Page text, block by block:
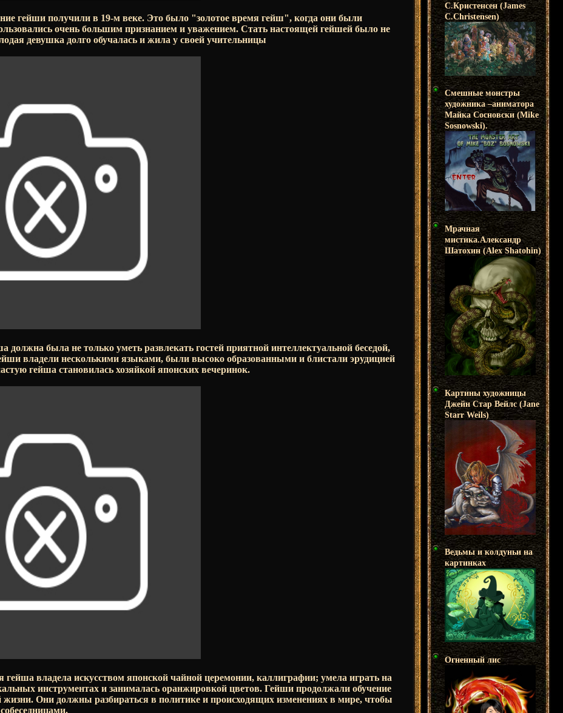
гейши получили в 19-м веке. Это было "золотое время гейш", когда они были
очень большим признанием и уважением. Стать настоящей гейшей было не
девушка долго обучалась и жила у своей учительницы
должна была не только уметь развлекать гостей приятной интеллектуальной беседой,
владели несколькими языками, были высоко образованными и блистали эрудицией
гейша становилась хозяйкой японских вечеринок.
гейша владела искусством японской чайной церемонии, каллиграфии; умела играть на
инструментах и занималась оранжировкой цветов. Гейши продолжали обучение
жизни. Они должны разбираться в политике и происходящих изменениях в мире, чтобы
С.Кристенсен (James
C.Christensen)
Смешные монстры
художника –аниматора
Майка Сосновски (Mike
Sosnowski).
Мрачная
мистика.Александр
Шатохин (Alex Shatohin)
Картины художницы
Джейн Стар Вейлс (Jane
Starr Weils)
Ведьмы и колдуньи на
картинках
Огненный лис